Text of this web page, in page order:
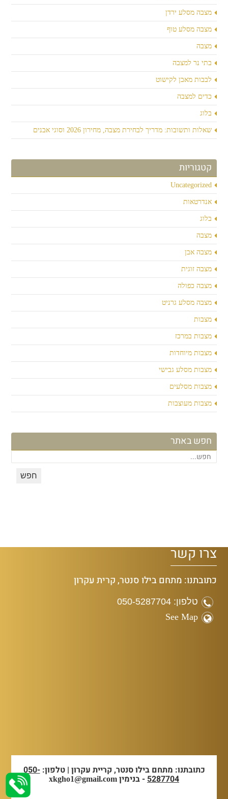
מצבה מסלע ירדן
מצבה מסלע טוף
מצבה
בתי נר למצבה
לבבות מאבן לקישוט
כדים למצבה
בלוג
שאלות ותשובות: מדריך לבחירת מצבה, מחירון 2026 וסוגי אבנים
קטגוריות
Uncategorized
אנדרטאות
בלוג
מצבה
מצבה אבן
מצבה זוגית
מצבה כפולה
מצבה מסלע גרניט
מצבות
מצבות במרכז
מצבות מיוחדות
מצבות מסלע גבישי
מצבות מסלעים
מצבות מעוצבות
חפש באתר
צרו קשר
כתובתנו: מתחם בילו סנטר, קרית עקרון
טלפון: 050-5287704
See Map
כתובתנו: מתחם בילו סנטר, קריית עקרון | טלפון:050-
5287704- בנימין xkgho1@gmail.com